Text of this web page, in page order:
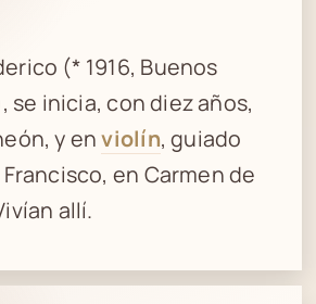
(* 1916, Buenos
se inicia, con diez años,
y enviolín, guiado
en Carmen de
allí.